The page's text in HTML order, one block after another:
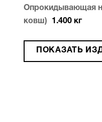
Опрокидывающая
ковш)
1.400 кг
ПОКАЗАТЬ